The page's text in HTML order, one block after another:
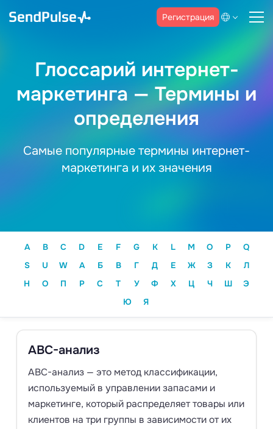
Регистрация
Глоссарий интернет-
маркетинга — Термины и
определения
Самые популярные термины интернет-
маркетинга и их значения
A B C D E F G K L M O P
Q
S
U W А Б В Г Д Е Ж З К
Л
Н
О П Р С Т У Ф Х Ц Ч Ш
Э
Ю
Я
ABC-анализ
ABC-анализ — это метод классификации,
используемый в управлении запасами и
маркетинге, который распределяет товары или
клиентов на три группы в зависимости от их